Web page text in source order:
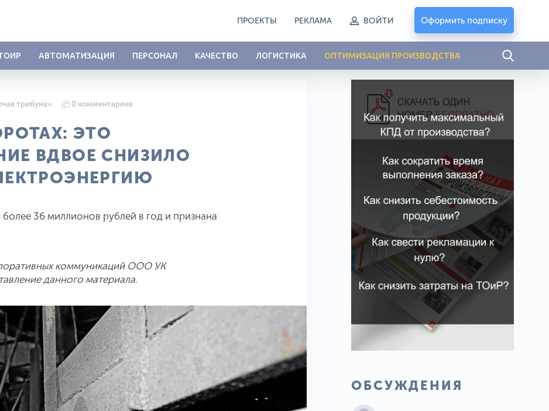
ПРОЕКТЫ РЕКЛАМА ВОЙТИ Оформить подписку
АВТОМАТИЗАЦИЯ ПЕРСОНАЛ КАЧЕСТВО ЛОГИСТИКА ОПТИМИЗАЦИЯ ПРОИЗВОДСТВА
трибуна» 0 комментариев
ЭТО
ВДВОЕ СНИЗИЛО
36 миллионов рублей в год и признана
коммуникаций ООО УК
данного материала.
ОБСУЖДЕНИЯ